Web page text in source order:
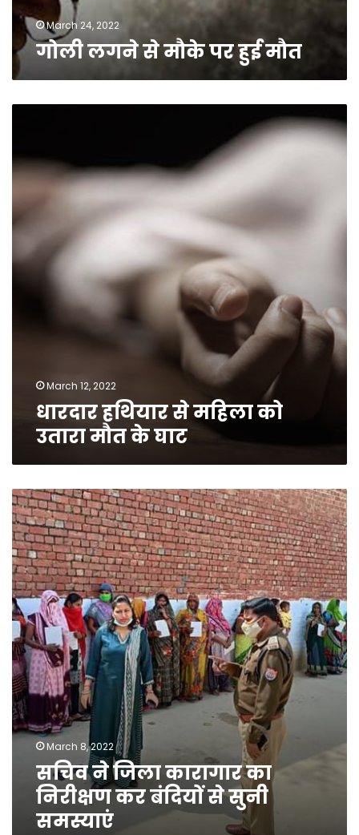
March 24, 2022
गोली लगने से मौके पर हुई मौत
महिला
को
मौत
के
March 12, 2022
धारदार हथियार से महिला को
उतारा मौत के घाट
सचिव
ने
जिला
कारागार
का
निरीक्षण
कर
बंदियों
से
सुनी
समस्याएं
March 8, 2022
सचिव ने जिला कारागार का
निरीक्षण कर बंदियों से सुनी
समस्याएं